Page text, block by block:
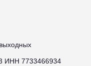
ИНН 7733466934